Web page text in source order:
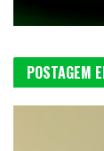
POSTAGEM